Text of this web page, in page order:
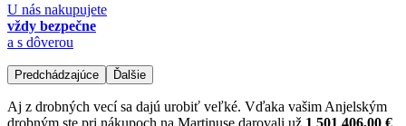
U nás nakupujete
vždy bezpečne
a s dôverou
Predchádzajúce Ďalšie
Aj z drobných vecí sa dajú urobiť veľké. Vďaka vašim Anjelským
drobným ste pri nákupoch na Martinuse darovali už 1 501 406,00 €